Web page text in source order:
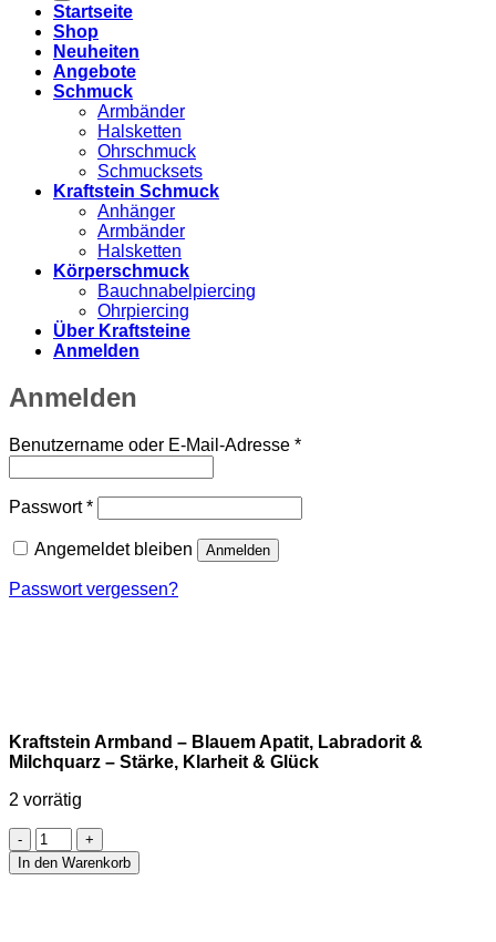
Startseite
Shop
Neuheiten
Angebote
Schmuck
Armbänder
Halsketten
Ohrschmuck
Schmucksets
Kraftstein Schmuck
Anhänger
Armbänder
Halsketten
Körperschmuck
Bauchnabelpiercing
Ohrpiercing
Über Kraftsteine
Anmelden
Anmelden
Benutzername oder E-Mail-Adresse *Erforderlich
Passwort*Erforderlich
Angemeldet bleiben Anmelden
Passwort vergessen?
Kraftstein Armband – Blauem Apatit, Labradorit &
Milchquarz – Stärke, Klarheit & Glück
2 vorrätig
Kraftstein
Armband
–
In den Warenkorb